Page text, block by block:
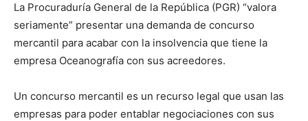
La Procuraduría General de la República (PGR) “valora
seriamente” presentar una demanda de concurso
mercantil para acabar con la insolvencia que tiene la
empresa Oceanografía con sus acreedores.
Un concurso mercantil es un recurso legal que usan las
empresas para poder entablar negociaciones con sus